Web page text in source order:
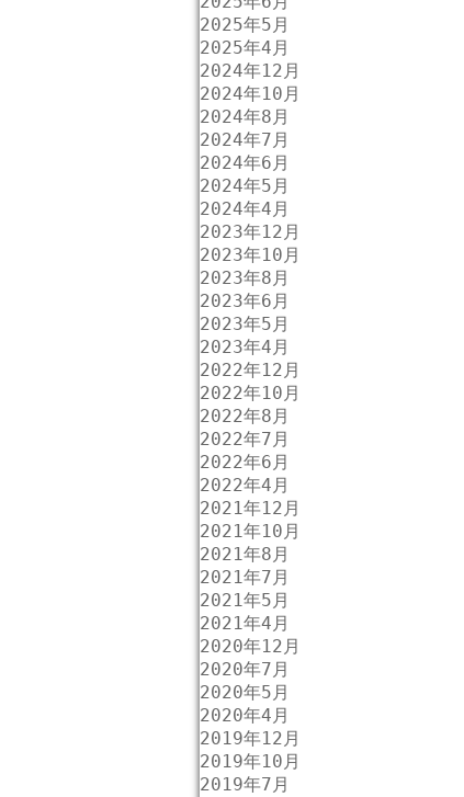
2025年5月
2025年4月
2024年12月
2024年10月
2024年8月
2024年7月
2024年6月
2024年5月
2024年4月
2023年12月
2023年10月
2023年8月
2023年6月
2023年5月
2023年4月
2022年12月
2022年10月
2022年8月
2022年7月
2022年6月
2022年4月
2021年12月
2021年10月
2021年8月
2021年7月
2021年5月
2021年4月
2020年12月
2020年7月
2020年5月
2020年4月
2019年12月
2019年10月
2019年7月